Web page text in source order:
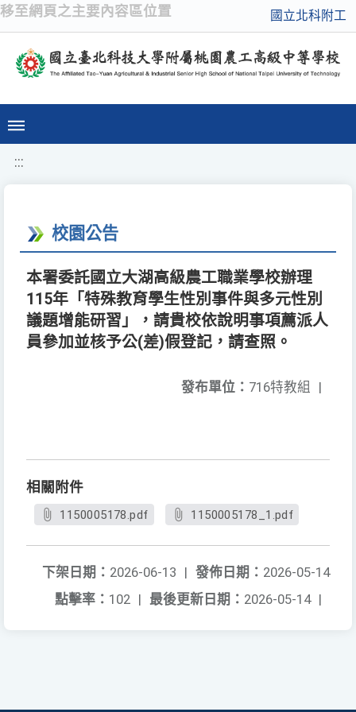
移至網頁之主要內容區位置 國立北科附工
:::
校園公告
本署委託國立大湖高級農工職業學校辦理
115年「特殊教育學生性別事件與多元性別
議題增能研習」，請貴校依說明事項薦派人
員參加並核予公(差)假登記，請查照。
發布單位： 716特教組 |
相關附件
1150005178.pdf 1150005178_1.pdf
發佈日期： 2026-05-14
下架日期： 2026-06-13 |
最後更新日期： 2026-05-14 |
點擊率： 102 |